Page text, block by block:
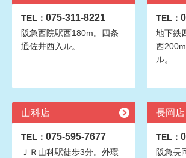
TEL： 075-311-8221
阪急西院駅西180m。四条
通佐井西入ル。
TEL：
地下鉄
西
ル。
山科店
TEL： 075-595-7677
ＪＲ山科駅徒歩3分。外環
長岡店
TEL：
阪急長